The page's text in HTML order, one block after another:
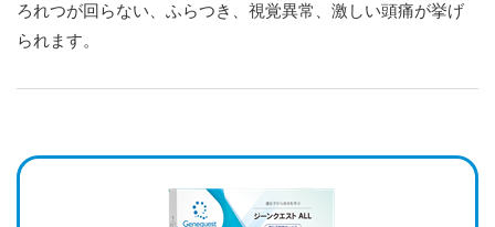
ろれつが回らない、ふらつき、視覚異常、激しい頭痛が挙げ
られます。